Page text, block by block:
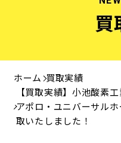
買
ホーム 買取実績
【買取実績】小池酸素
アポロ・ユニバーサル
取いたしました！